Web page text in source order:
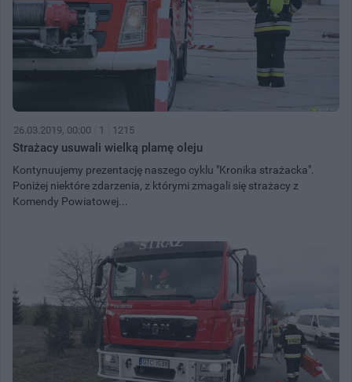
26.03.2019, 00:00 1 1215
Strażacy usuwali wielką plamę oleju
Kontynuujemy prezentację naszego cyklu "Kronika strażacka".
Poniżej niektóre zdarzenia, z którymi zmagali się strażacy z
Komendy Powiatowej...